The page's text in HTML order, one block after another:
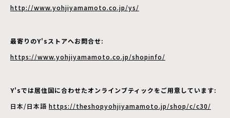
http://www.yohjiyamamoto.co.jp/ys/
最寄りのY'sストアへお問合せ:
https://www.yohjiyamamoto.co.jp/shopinfo/
Y'sでは居住国に合わせたオンラインブティックをご用意しています:
日本/日本語 https://theshopyohjiyamamoto.jp/shop/c/c30/